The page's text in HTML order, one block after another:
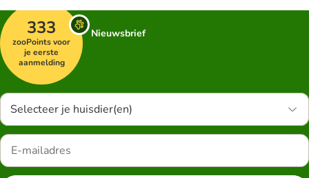
333
zooPoints voor
je eerste
aanmelding
Nieuwsbrief
Selecteer je huisdier(en)